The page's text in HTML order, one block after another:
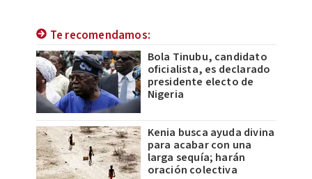
Te recomendamos:
Bola Tinubu, candidato
oficialista, es declarado
presidente electo de
Nigeria
Kenia busca ayuda divina
para acabar con una
larga sequía; harán
oración colectiva